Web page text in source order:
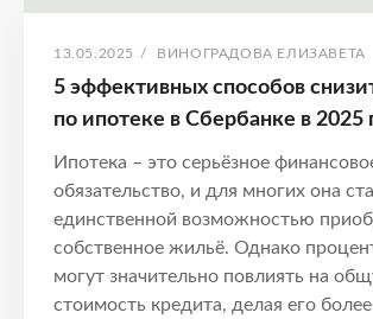
ОПУБЛИКОВАНО
13.05.2025 / АВТОР:
ВИНОГРАДОВА ЕЛИЗАВЕТА
5 эффективных способов
по ипотеке в Сбербанке в 2025
Ипотека – это серьёзное
обязательство, и для многих она
единственной возможностью
собственное жильё. Однако
могут значительно повлиять на
стоимость кредита, делая его более